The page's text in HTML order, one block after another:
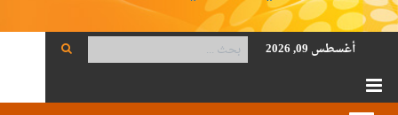
أغسطس 09, 2026